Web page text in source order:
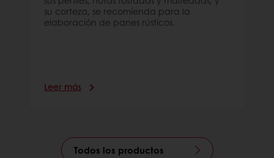
su corteza, se recomienda para la
elaboración de panes rústicos.
Leer más
Todos los productos